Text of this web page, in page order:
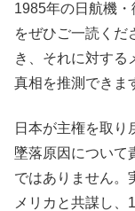
1985年の日航機
をぜひご一読くだ
き、それに対する
真相を推測できま
日本が主権を取り
墜落原因について
ではありません。
メリカと共謀し、